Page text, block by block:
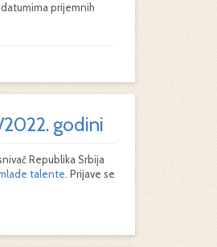
prijemnih
godini
Republika Srbija
talente . Prijave se